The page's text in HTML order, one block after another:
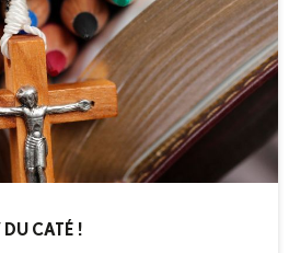
CATÉ !